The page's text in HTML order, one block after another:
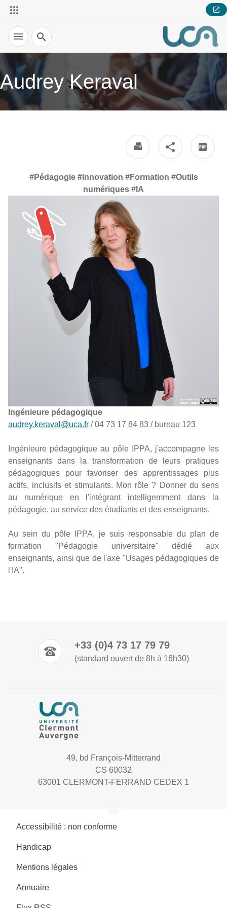
Recherche
Audrey Keraval
#Pédagogie #Innovation #Formation #Outils
numériques #IA
Ingénieure pédagogique
audrey.keraval@uca.fr / 04 73 17 84 83 / bureau 123
Ingénieure pédagogique au pôle IPPA, j'accompagne les
enseignants dans la transformation de leurs pratiques
pédagogiques pour favoriser des apprentissages plus
actifs, inclusifs et stimulants. Mon rôle ? Donner du sens
au numérique en l'intégrant intelligemment dans la
pédagogie, au service des étudiants et des enseignants.
Au sein du pôle IPPA, je suis responsable du plan de
formation "Pédagogie universitaire" dédié aux
enseignants, ainsi que de l'axe "Usages pédagogiques de
l'IA".
+33 (0)4 73 17 79 79
(standard ouvert de 8h à 16h30)
49, bd François-Mitterrand
CS 60032
63001 CLERMONT-FERRAND CEDEX 1
Accessibilité : non conforme
Handicap
Mentions légales
Annuaire